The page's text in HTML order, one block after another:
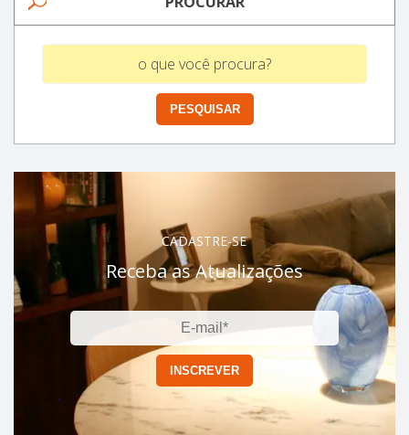
CADASTRE-SE
Receba as Atualizações